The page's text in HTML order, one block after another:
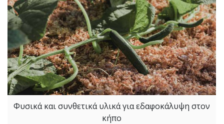
Φυσικά και συνθετικά υλικά για εδαφοκάλυψη στον
κήπο